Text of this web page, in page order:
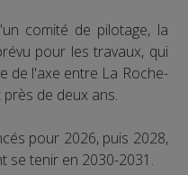
comité de pilotage, la
pour les travaux, qui
de l'axe entre La Roche-
de deux ans.
pour 2026, puis 2028,
se tenir en 2030-2031.